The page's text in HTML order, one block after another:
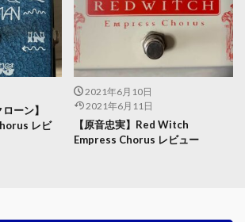
ーン】
レビ
2021年6月10日
2021年6月11日
【原音忠実】Red Witch
Empress Chorus レビュー